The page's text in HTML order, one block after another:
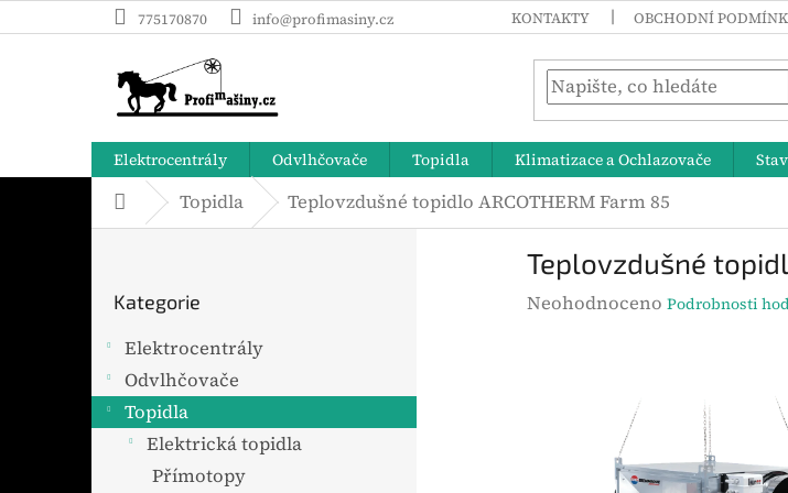
na
775170870 info@profimasiny.cz KONTAKTY OBCHODNÍ
Elektrocentrály Odvlhčovače Topidla Klimatizace a Ochlazovače
DomůTopidla Teplovzdušné topidlo ARCOTHERM Farm 85
í
kategorie
Kategorie
Elektrocentrály
Odvlhčovače
Topidla
Elektrická topidla
Přímotopy
Teplovzdušné
P
Neohodnoceno Podrobnosti